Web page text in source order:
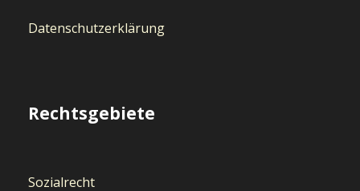
Datenschutzerklärung
Rechtsgebiete
Sozialrecht